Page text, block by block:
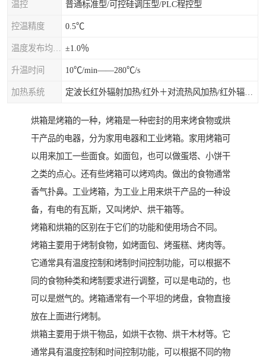
温控 普通标准型/可控硅调压型/PLC程控型
控温精度 0.5℃
±1.0％
升温时间 10℃/min——280℃/s
加热系统
烘箱是烤箱的一种，烤箱是一种密封的用来烤食物或烘
干产品的电器，分为家用电器和工业烤箱。家用烤箱可
以用来加工一些面食。如面包，也可以做蛋塔、小饼干
之类的点心。还有些烤箱可以烤鸡肉。做出的食物通常
香气扑鼻。工业烤箱，为工业上用来烘干产品的一种设
备，有电的有瓦斯，又叫烤炉、烘干箱等。
烤箱和烘箱的区别在于它们的功能和使用场合不同。
烤箱主要用于烤制食物，如烤面包、烤蛋糕、烤肉等。
它通常具有温度控制和烤制时间控制功能，可以根据不
同的食物种类和烤制要求进行调整，可以是电动的，也
可以是燃气的。烤箱通常有一个平坦的烤盘，食物直接
放在上面进行烤制。
烘箱主要用于烘干物品，如烘干衣物、烘干木材等。它
通常具有温度控制和时间控制功能，可以根据不同的物